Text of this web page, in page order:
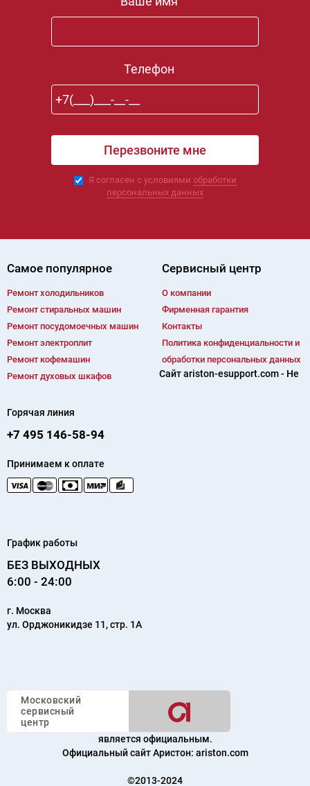
Телефон
Я согласен с условиями обработки
персональных данных
Самое популярное
Ремонт холодильников
Ремонт cтиральных машин
Ремонт посудомоечных машин
Ремонт электроплит
Ремонт кофемашин
Ремонт духовых шкафов
Сервисный центр
О компании
Фирменная гарантия
Контакты
Политика конфиденциальности и
обработки персональных данных
Горячая линия
+7 495 146-58-94
Принимаем к оплате
График работы
БЕЗ ВЫХОДНЫХ
6:00 - 24:00
г. Москва
ул. Орджоникидзе 11, стр. 1А
Московский
сервисный
центр
Сайт ariston-esupport.com - Не
является официальным.
Официальный сайт Аристон: ariston.com
©2013-2024